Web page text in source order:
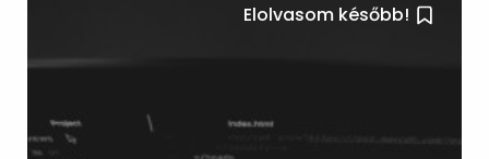
Elolvasom később!